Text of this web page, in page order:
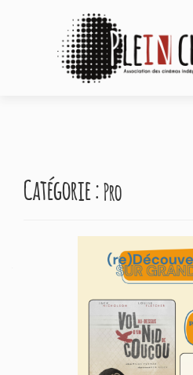
Catégorie :Pro
Navigation
articles